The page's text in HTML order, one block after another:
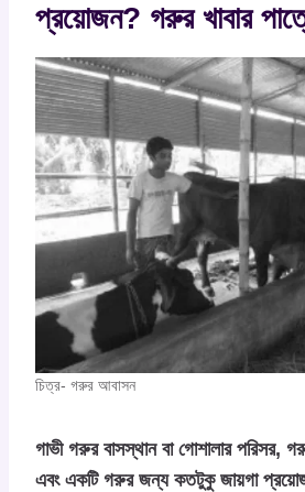
প্রয়োজন? গরুর খাবার
চিত্র- গরুর আবাসন
গাভী গরুর বাসস্থান বা গোশালার পরিসর,
এবং একটি গরুর জন্য কতটুকু জায়গা